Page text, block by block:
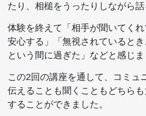
たり、相槌をうったりしながら話
体験を終えて「相手が聞いてく
安心する」「無視されていると
という間に過ぎた」などと感じま
この2回の講座を通して、コミュ
伝えることも聞くこともどちら
することができました。